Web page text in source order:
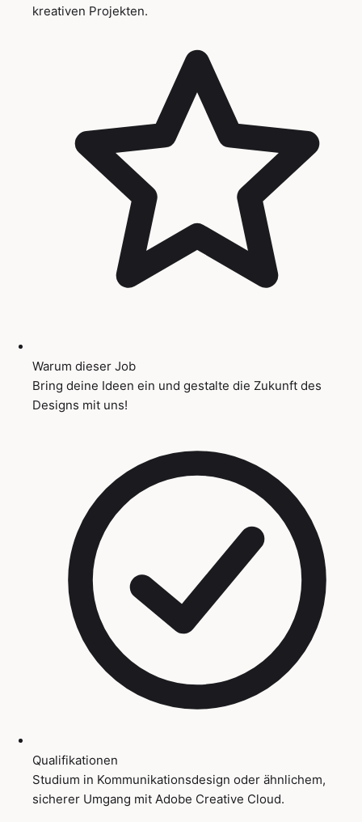
kreativen Projekten.
Warum dieser Job
Bring deine Ideen ein und gestalte die Zukunft des
Designs mit uns!
Qualifikationen
Studium in Kommunikationsdesign oder ähnlichem,
sicherer Umgang mit Adobe Creative Cloud.